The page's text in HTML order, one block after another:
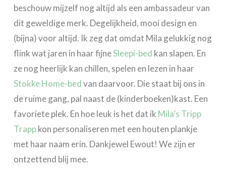
beschouw mijzelf nog altijd als een ambassadeur van
dit geweldige merk. Degelijkheid, mooi design en
(bijna) voor altijd. Ik zeg dat omdat Mila gelukkig nog
flink wat jaren in haar fijneSleepi-bed kan slapen. En
ze nog heerlijk kan chillen, spelen en lezen in haar
Stokke Home-bedvan daarvoor. Die staat bij ons in
de ruime gang, pal naast de (kinderboeken)kast. Een
favoriete plek. En hoe leuk is het dat ik Mila’s Tripp
Trappkon personaliseren met een houten plankje
met haar naam erin. Dankjewel Ewout! We zijn er
ontzettend blij mee.